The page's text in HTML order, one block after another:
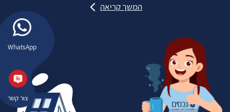
WhatsApp
צור קשר
המשך קריאה